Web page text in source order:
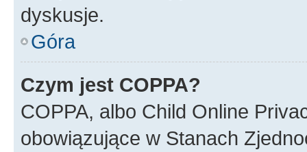
dyskusje.
Góra
Czym jest COPPA?
COPPA, albo Child Online
obowiązujące w Stanach